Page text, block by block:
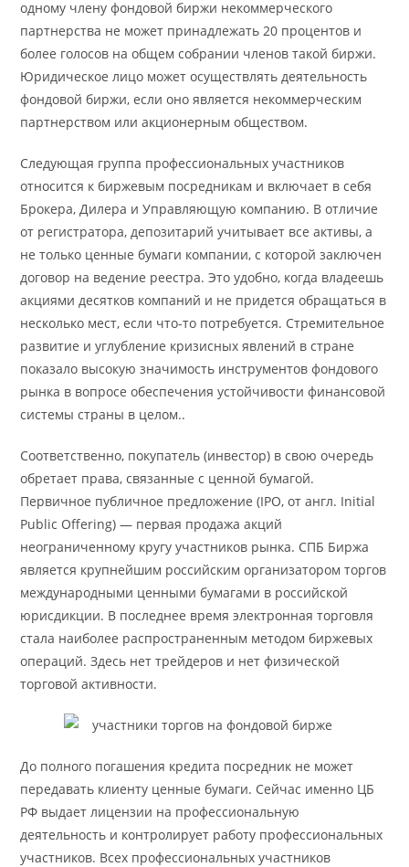
одному члену фондовой биржи некоммерческого
партнерства не может принадлежать 20 процентов и
более голосов на общем собрании членов такой биржи.
Юридическое лицо может осуществлять деятельность
фондовой биржи, если оно является некоммерческим
партнерством или акционерным обществом.
Следующая группа профессиональных участников
относится к биржевым посредникам и включает в себя
Брокера, Дилера и Управляющую компанию. В отличие
от регистратора, депозитарий учитывает все активы, а
не только ценные бумаги компании, с которой заключен
договор на ведение реестра. Это удобно, когда владеешь
акциями десятков компаний и не придется обращаться в
несколько мест, если что-то потребуется. Стремительное
развитие и углубление кризисных явлений в стране
показало высокую значимость инструментов фондового
рынка в вопросе обеспечения устойчивости финансовой
системы страны в целом..
Соответственно, покупатель (инвестор) в свою очередь
обретает права, связанные с ценной бумагой.
Первичное публичное предложение (IPO, от англ. Initial
Public Offering) — первая продажа акций
неограниченному кругу участников рынка. СПБ Биржа
является крупнейшим российским организатором торгов
международными ценными бумагами в российской
юрисдикции. В последнее время электронная торговля
стала наиболее распространенным методом биржевых
операций. Здесь нет трейдеров и нет физической
торговой активности.
До полного погашения кредита посредник не может
передавать клиенту ценные бумаги. Сейчас именно ЦБ
РФ выдает лицензии на профессиональную
деятельность и контролирует работу профессиональных
участников. Всех профессиональных участников